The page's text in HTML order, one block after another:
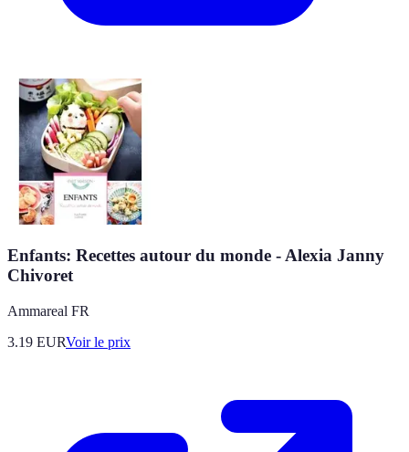
Enfants: Recettes autour du monde - Alexia Janny
Chivoret
Ammareal FR
3.19 EURVoir le prix